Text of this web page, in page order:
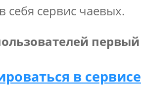
сервис чаевых.
в сервисе